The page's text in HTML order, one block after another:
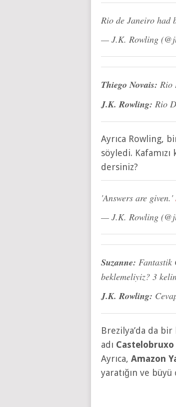
Rio de Janeiro had
— J.K. Rowling
Thiego Novais: Rio
J.K. Rowling: Rio
Ayrıca Rowling,
söyledi.
dersiniz?
'Answers are given.'
— J.K. Rowling
Suzanne:
beklemeliyiz? 3
J.K. Rowling:
Brezilya’da da
adı Castelobruxo
Ayrıca, Amazon
yaratığın ve